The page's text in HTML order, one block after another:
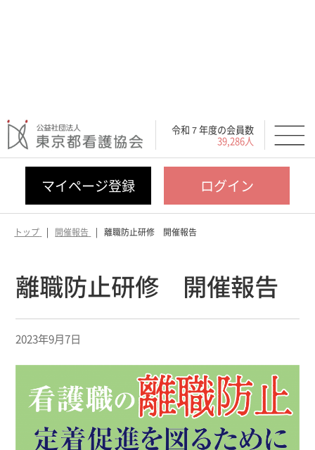
令和７年度の会員数
39,286人
マイページ登録 ログイン
トップ 開催報告 離職防止研修 開催報告
離職防止研修 開催報告
2023年9月7日